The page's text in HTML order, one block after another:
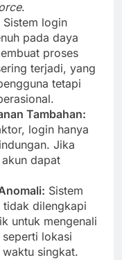
.
Sistem login
pada daya
proses
terjadi, yang
tetapi
Tambahan:
login hanya
Jika
dapat
Sistem
tidak dilengkapi
untuk mengenali
lokasi
singkat.